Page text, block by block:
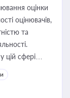
оцінки
оцінювачів,
та
цій сфері
або
оренди